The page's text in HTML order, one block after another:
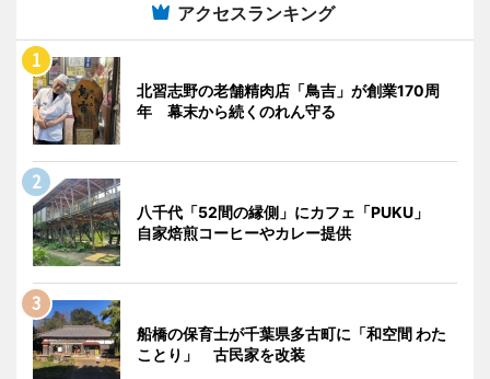
アクセスランキング
北習志野の老舗精肉店「鳥吉」が創業170周
年 幕末から続くのれん守る
八千代「52間の縁側」にカフェ「PUKU」
自家焙煎コーヒーやカレー提供
船橋の保育士が千葉県多古町に「和空間 わた
ことり」 古民家を改装